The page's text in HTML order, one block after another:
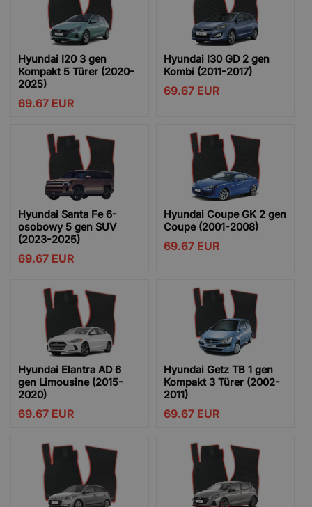
Hyundai I20 3 gen
Kompakt 5 Türer (2020-
2025)
69.67 EUR
Hyundai I30 GD 2 gen
Kombi (2011-2017)
69.67 EUR
Hyundai Santa Fe 6-
osobowy 5 gen SUV
(2023-2025)
69.67 EUR
Hyundai Coupe GK 2 gen
Coupe (2001-2008)
69.67 EUR
Hyundai Elantra AD 6
gen Limousine (2015-
2020)
69.67 EUR
Hyundai Getz TB 1 gen
Kompakt 3 Türer (2002-
2011)
69.67 EUR